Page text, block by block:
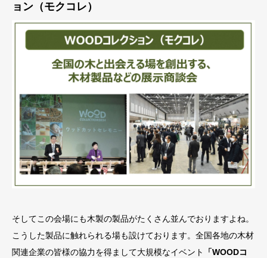
ョン（モクコレ）
そしてこの会場にも木製の製品がたくさん並んでおりますよね。
こうした製品に触れられる場も設けております。全国各地の木材
関連企業の皆様の協力を得まして大規模なイベント
「WOODコ